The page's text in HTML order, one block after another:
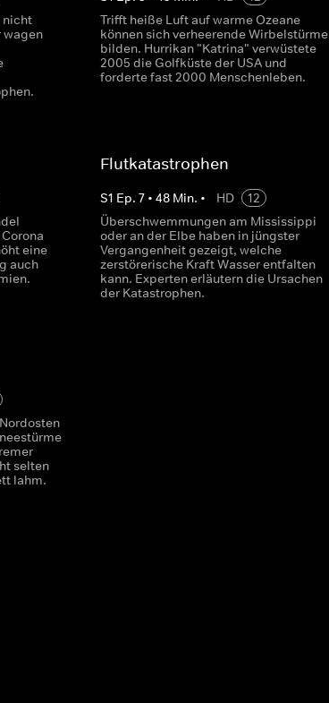
nicht
wagen
Trifft heiße Luft auf warme Ozeane
können sich verheerende Wirbelstürme
bilden. Hurrikan "Katrina" verwüstete
2005 die Golfküste der USA und
forderte fast 2000 Menschenleben.
eine
auch
Flutkatastrophen
S1 Ep. 7• 48Min. • HD
12
Überschwemmungen am Mississippi
oder an der Elbe haben in jüngster
Vergangenheit gezeigt, welche
zerstörerische Kraft Wasser entfalten
kann. Experten erläutern die Ursachen
der Katastrophen.
selten
lahm.